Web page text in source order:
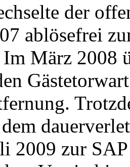
der
ablösefrei
Im März 2008
2009 zur